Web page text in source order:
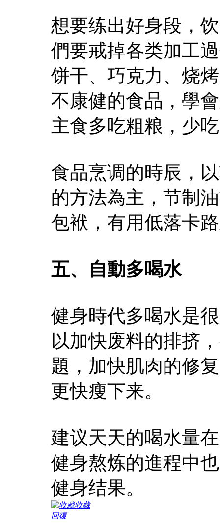
想要练出好身段，
們要戒掉各类加工
饼干、巧克力、烧
不康健的食品，學
主食多吃粗粮，少
食品烹调的時辰，
的方法為主，节制
包袱，有用低落卡
五、自動多喝水
健身時代多喝水是
以加快废料的排挤
題，加快肌肉的修
更快瘦下来。
建议天天的喝水量
健身熬炼的進程中
健身结果。
收藏
回復